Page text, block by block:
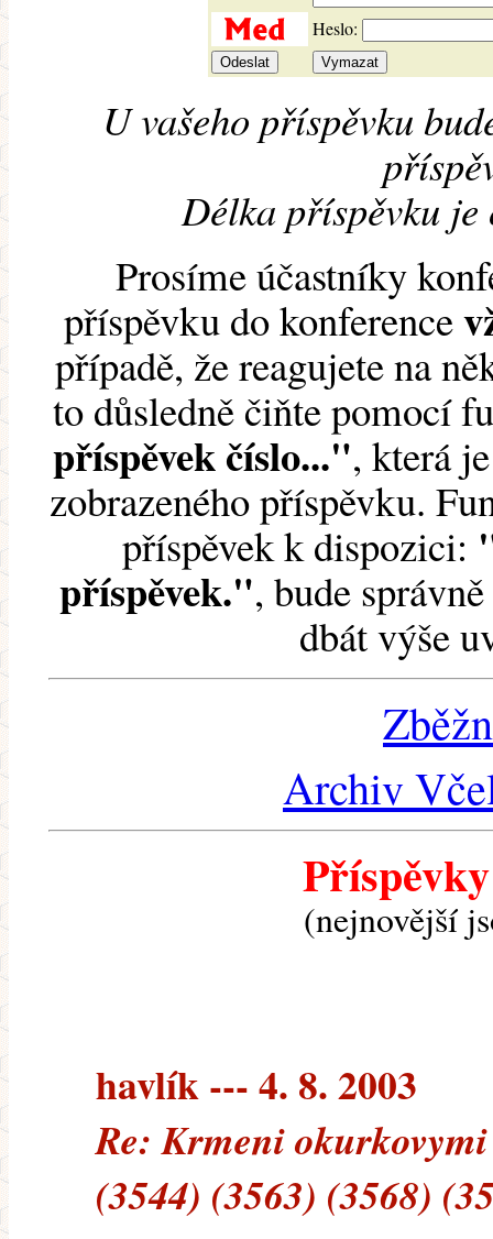
Heslo:
U vašeho příspěvku
Délka příspěvku je
Prosíme účastníky
příspěvku do konference
případě, že reagujete na
to důsledně čiňte pomocí
příspěvek číslo...", která
zobrazeného příspěvku.
příspěvek k dispozici:
příspěvek.", bude
dbát výše
Archiv
(nejnovější
havlík --- 4. 8. 2003
Re: Krmeni
(3544) (3563) (3568)